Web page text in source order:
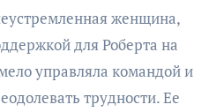
женщина,
для Роберта на
управляла командой и
трудности. Ее